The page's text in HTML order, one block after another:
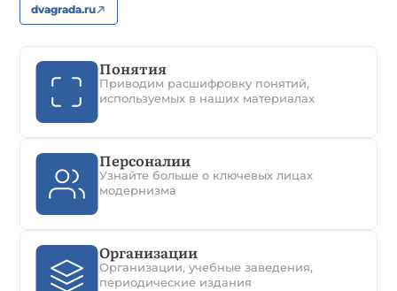
dvagrada.ru
Понятия
Приводим расшифровку понятий,
используемых в наших материалах
Персоналии
Узнайте больше о ключевых лицах
модернизма
Организации
Организации, учебные заведения,
периодические издания